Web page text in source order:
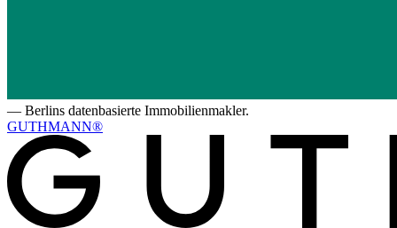
— Berlins datenbasierte Immobilienmakler.
GUTHMANN®